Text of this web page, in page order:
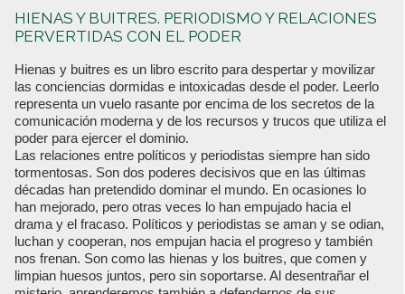
HIENAS Y BUITRES. PERIODISMO Y RELACIONES
PERVERTIDAS CON EL PODER
Hienas y buitres es un libro escrito para despertar y movilizar
las conciencias dormidas e intoxicadas desde el poder. Leerlo
representa un vuelo rasante por encima de los secretos de la
comunicación moderna y de los recursos y trucos que utiliza el
poder para ejercer el dominio.
Las relaciones entre políticos y periodistas siempre han sido
tormentosas. Son dos poderes decisivos que en las últimas
décadas han pretendido dominar el mundo. En ocasiones lo
han mejorado, pero otras veces lo han empujado hacia el
drama y el fracaso. Políticos y periodistas se aman y se odian,
luchan y cooperan, nos empujan hacia el progreso y también
nos frenan. Son como las hienas y los buitres, que comen y
limpian huesos juntos, pero sin soportarse. Al desentrañar el